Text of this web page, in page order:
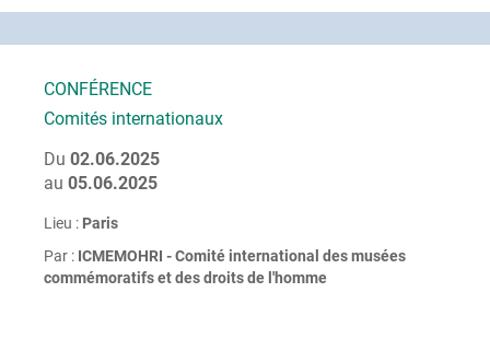
CONFÉRENCE
Comités internationaux
Du 02.06.2025
au 05.06.2025
Lieu : Paris
Par : ICMEMOHRI - Comité international des musées
commémoratifs et des droits de l'homme